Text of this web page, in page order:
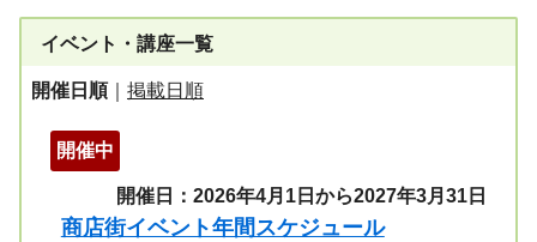
イベント・講座一覧
開催日順｜ 掲載日順
開催中
開催日：2026年4月1日から2027年3月31日
商店街イベント年間スケジュール